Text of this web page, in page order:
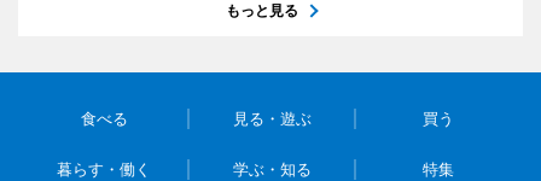
もっと見る
食べる 見る・遊ぶ 買う
暮らす・働く 学ぶ・知る 特集